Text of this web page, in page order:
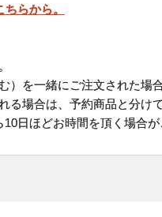
らから。
）を一緒にご注文された
場合は、予約商品と分け
日ほどお時間を頂く場合が